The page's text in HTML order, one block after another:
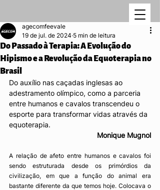
Do Passado à Terapia: A Evolução do
Hipismo e a Revolução da Equoterapia no
Brasil
agecomfeevale
19 de jul. de 2024 5 min de leitura
Do auxílio nas caçadas inglesas ao
adestramento olímpico, como a parceria
entre humanos e cavalos transcendeu o
esporte para transformar vidas através da
equoterapia.
Monique Mugnol
A relação de afeto entre humanos e cavalos foi
sendo estruturada desde os primórdios da
civilização, em que a função do animal era
bastante diferente da que temos hoje. Colocava o